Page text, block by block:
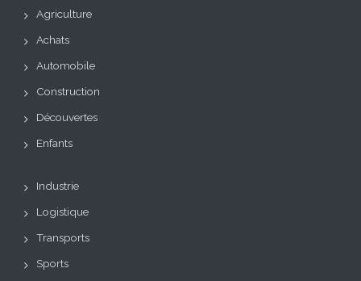
Agriculture
Achats
Automobile
Construction
Découvertes
Enfants
Industrie
Logistique
Transports
Sports